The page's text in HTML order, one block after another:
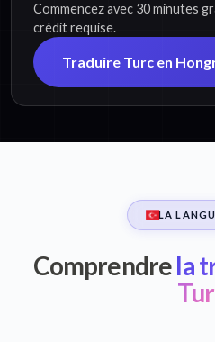
Commencez avec 30 minutes
crédit requise.
Traduire Turc en
LA
Comprendrela